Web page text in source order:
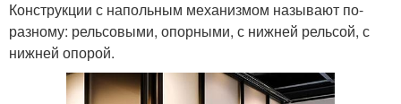
Конструкции с напольным механизмом называют по-
разному: рельсовыми, опорными, с нижней рельсой, с
нижней опорой.